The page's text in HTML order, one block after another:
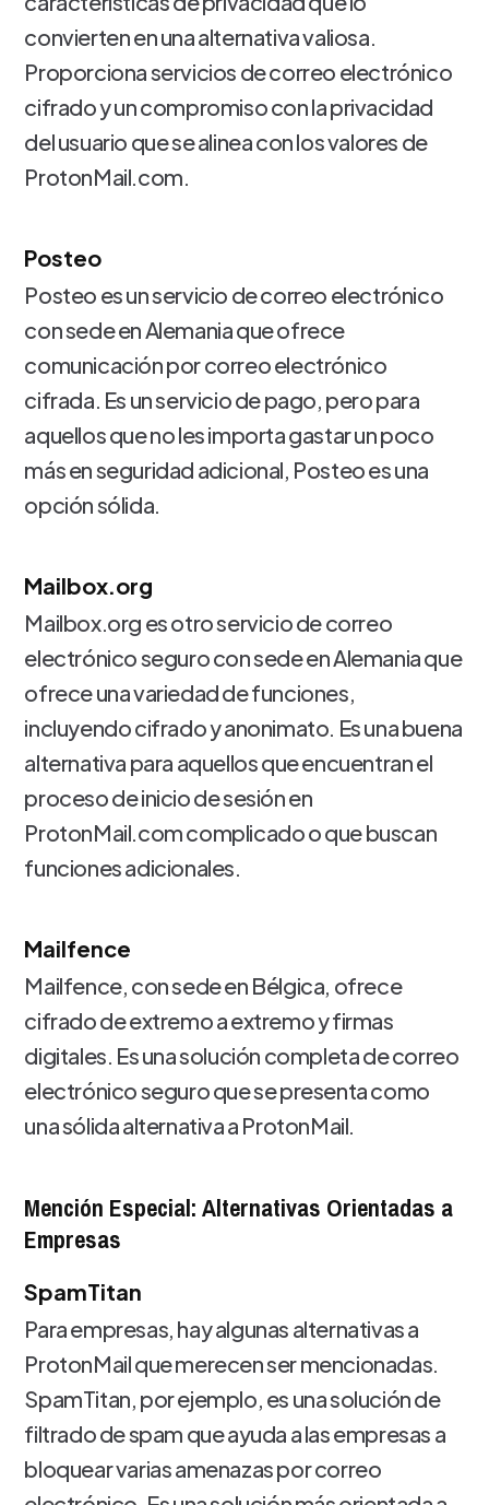
convierten en una alternativa valiosa.
Proporciona servicios de correo electrónico
cifrado y un compromiso con la privacidad
del usuario que se alinea con los valores de
ProtonMail.com.
Posteo
Posteo es un servicio de correo electrónico
con sede en Alemania que ofrece
comunicación por correo electrónico
cifrada. Es un servicio de pago, pero para
aquellos que no les importa gastar un poco
más en seguridad adicional, Posteo es una
opción sólida.
Mailbox.org
Mailbox.org es otro servicio de correo
electrónico seguro con sede en Alemania que
ofrece una variedad de funciones,
incluyendo cifrado y anonimato. Es una buena
alternativa para aquellos que encuentran el
proceso de inicio de sesión en
ProtonMail.com complicado o que buscan
funciones adicionales.
Mailfence
Mailfence, con sede en Bélgica, ofrece
cifrado de extremo a extremo y firmas
digitales. Es una solución completa de correo
electrónico seguro que se presenta como
una sólida alternativa a ProtonMail.
Mención Especial: Alternativas Orientadas a
Empresas
SpamTitan
Para empresas, hay algunas alternativas a
ProtonMail que merecen ser mencionadas.
SpamTitan, por ejemplo, es una solución de
filtrado de spam que ayuda a las empresas a
bloquear varias amenazas por correo